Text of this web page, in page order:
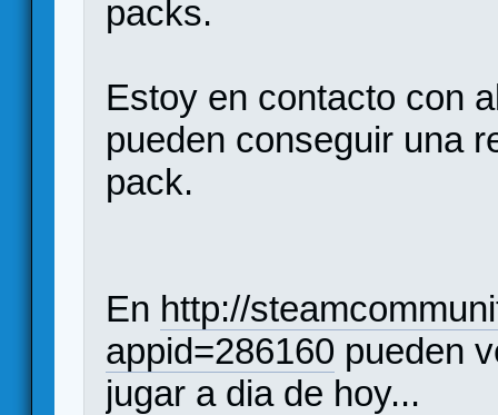
packs.
Estoy en contacto con
pueden conseguir una
pack.
En http://
appid=286160 pueden
jugar a dia de hoy...